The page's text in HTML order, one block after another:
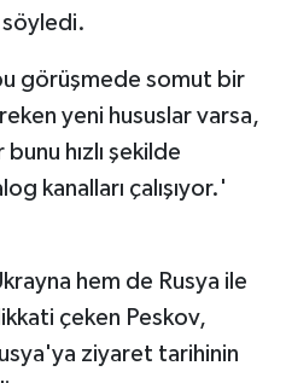
görüşmede somut bir
yeni hususlar varsa,
hızlı şekilde
kanalları çalışıyor.'
hem de Rusya ile
çeken Peskov,
ziyaret tarihinin